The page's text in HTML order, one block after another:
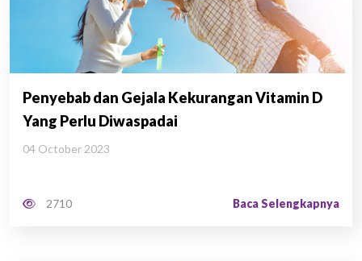
Penyebab dan Gejala Kekurangan Vitamin D
Yang Perlu Diwaspadai
04 October 2023
2710 Baca Selengkapnya